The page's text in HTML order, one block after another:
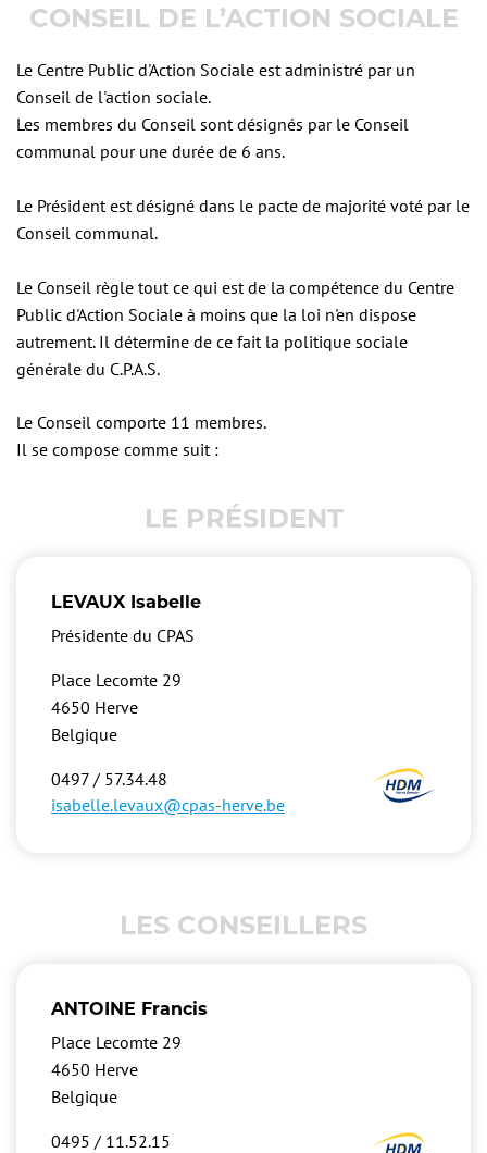
CONSEIL DE L’ACTION SOCIALE
Le Centre Public d'Action Sociale est administré par un
Conseil de l'action sociale.
Les membres du Conseil sont désignés par le Conseil
communal pour une durée de 6 ans.
Le Président est désigné dans le pacte de majorité voté par le
Conseil communal.
Le Conseil règle tout ce qui est de la compétence du Centre
Public d'Action Sociale à moins que la loi n'en dispose
autrement. Il détermine de ce fait la politique sociale
générale du C.P.A.S.
Le Conseil comporte 11 membres.
Il se compose comme suit :
LE PRÉSIDENT
LEVAUX Isabelle
Présidente du CPAS
Place Lecomte 29
4650 Herve
Belgique
Image
0497 / 57.34.48
isabelle.levaux@cpas-herve.be
LES CONSEILLERS
ANTOINE Francis
Place Lecomte 29
4650 Herve
Belgique
Image
0495 / 11.52.15